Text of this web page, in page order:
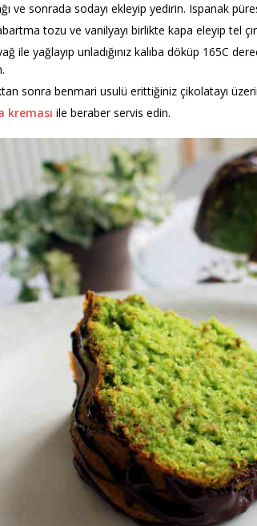
ve sonrada sodayı ekleyip yedirin. Ispanak
tozu ve vanilyayı birlikte kapa eleyip tel
ile yağlayıp unladığınız kalıba döküp 165C
sonra benmari usulü erittiğiniz çikolatayı
kreması ile beraber servis edin.